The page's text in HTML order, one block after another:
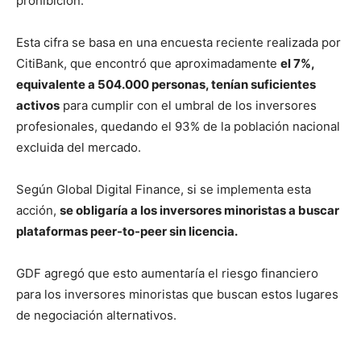
Esta cifra se basa en una encuesta reciente realizada por
CitiBank, que encontró que aproximadamente el 7%,
equivalente a 504.000 personas, tenían suficientes
activos para cumplir con el umbral de los inversores
profesionales, quedando el 93% de la población nacional
excluida del mercado.
Según Global Digital Finance, si se implementa esta
acción, se obligaría a los inversores minoristas a buscar
plataformas peer-to-peer sin licencia.
GDF agregó que esto aumentaría el riesgo financiero
para los inversores minoristas que buscan estos lugares
de negociación alternativos.